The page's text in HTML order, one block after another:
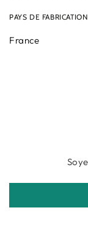
PAYS DE FABRICATION
France